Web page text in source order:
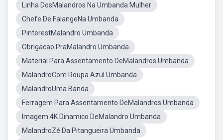
Linha DosMalandros Na Umbanda Mulher
Chefe De FalangeNa Umbanda
PinterestMalandro Umbanda
Obrigacao PraMalandro Umbanda
Material Para Assentamento DeMalandros Umbanda
MalandroCom Roupa Azul Umbanda
MalandroUma Banda
Ferragem Para Assentamento DeMalandros Umbanda
Imagem 4K Dinamico DeMalandro Umbanda
MalandroZé Da Pitangueira Umbanda